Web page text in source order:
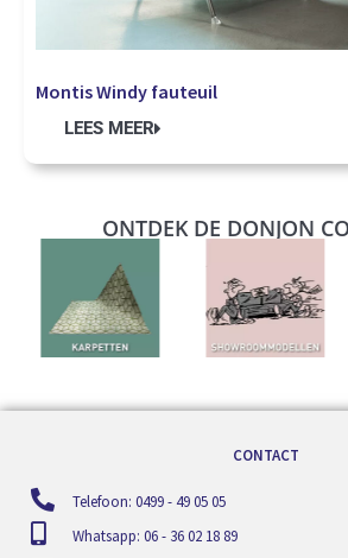
Montis Windy fauteuil
LEES MEER
ONTDEK DE DONJON
CONTACT
Telefoon: 0499 - 49 05 05
Whatsapp: 06 - 36 02 18 89